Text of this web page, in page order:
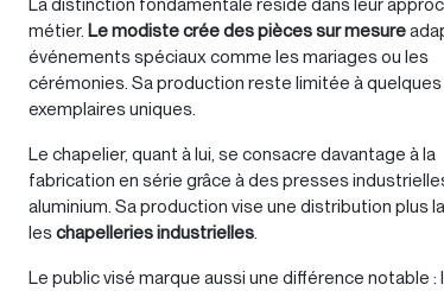
La distinction fondamentale réside dans leur
métier. Le modiste crée des pièces sur mesure
événements spéciaux comme les mariages ou les
cérémonies. Sa production reste limitée à quelques
exemplaires uniques.
Le chapelier, quant à lui, se consacre davantage à la
fabrication en série grâce à des presses
aluminium. Sa production vise une distribution plus
leschapelleries industrielles.
Le public visé marque aussi une différence notable :